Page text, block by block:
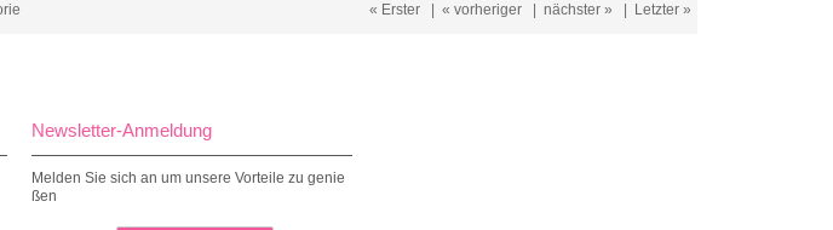
« Erster « vorheriger nächster » Letzter »
Newsletter-Anmeldung
Melden Sie sich an um unsere Vorteile zu genie
ßen